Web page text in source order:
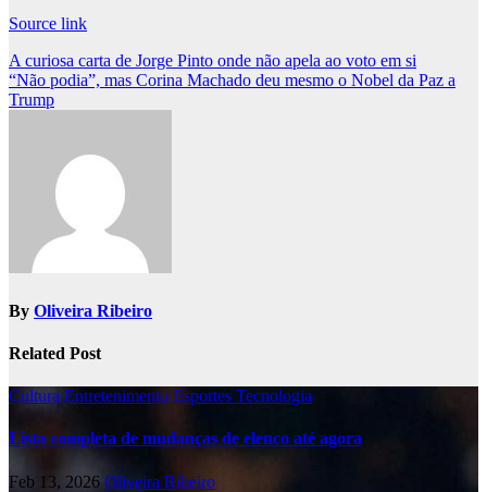
Source link
Post
navigation
A curiosa carta de Jorge Pinto onde não apela ao voto em si
“Não podia”, mas Corina Machado deu mesmo o Nobel da Paz a
Trump
By Oliveira Ribeiro
Related Post
Cultura Entretenimento Esportes Tecnologia
Lista completa de mudanças de elenco até agora
Feb 13, 2026 Oliveira Ribeiro